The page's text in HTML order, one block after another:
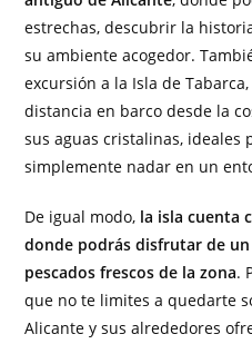
estrechas, descubrir la
su ambiente acogedor.
excursión a la Isla de
distancia en barco desde la
sus aguas cristalinas, ideales
simplemente nadar en un
De igual modo, la isla cuenta
donde podrás disfrutar de
pescados frescos de la zona.
que no te limites a quedarte
Alicante y sus alrededores